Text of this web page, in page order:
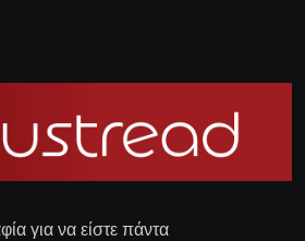
για να είστε πάντα